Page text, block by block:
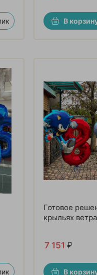
В
Готовое
крыльях
7 151 ₽
В